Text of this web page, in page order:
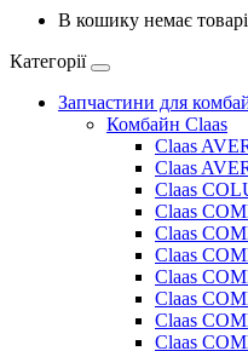
В кошику немає
Категорії
Запчастини для
Комбайн Claas
Claas
Claas
Claas
Claas
Claas
Claas
Claas
Claas
Claas
Claas